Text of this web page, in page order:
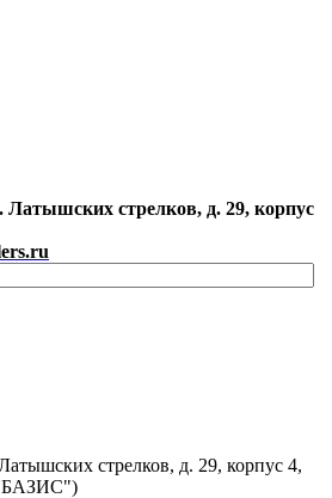
Латышских стрелков, д. 29, корпус
стрелков, д. 29, корпус 4,
"БАЗИС")